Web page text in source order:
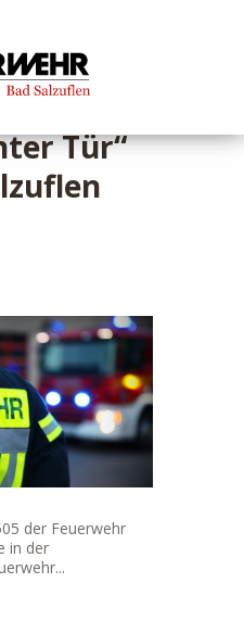
1 –
Tür“
der Feuerwehr
in der